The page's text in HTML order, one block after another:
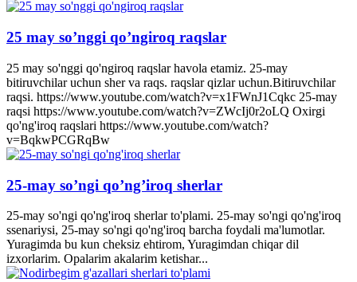
25 may so’nggi qo’ngiroq raqslar
25 may so'nggi qo'ngiroq raqslar havola etamiz. 25-may
bitiruvchilar uchun sher va raqs. raqslar qizlar uchun.Bitiruvchilar
raqsi. https://www.youtube.com/watch?v=x1FWnJ1Cqkc 25-may
raqsi https://www.youtube.com/watch?v=ZWcIj0r2oLQ Oxirgi
qo'ng'iroq raqslari https://www.youtube.com/watch?
v=BqkwPCGRqBw
25-may so’ngi qo’ng’iroq sherlar
25-may so'ngi qo'ng'iroq sherlar to'plami. 25-may so'ngi qo'ng'iroq
ssenariysi, 25-may so'ngi qo'ng'iroq barcha foydali ma'lumotlar.
Yuragimda bu kun cheksiz ehtirom, Yuragimdan chiqar dil
izxorlarim. Opalarim akalarim ketishar...